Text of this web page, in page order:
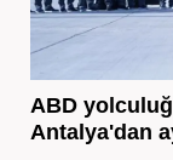
ABD
Antalya'dan